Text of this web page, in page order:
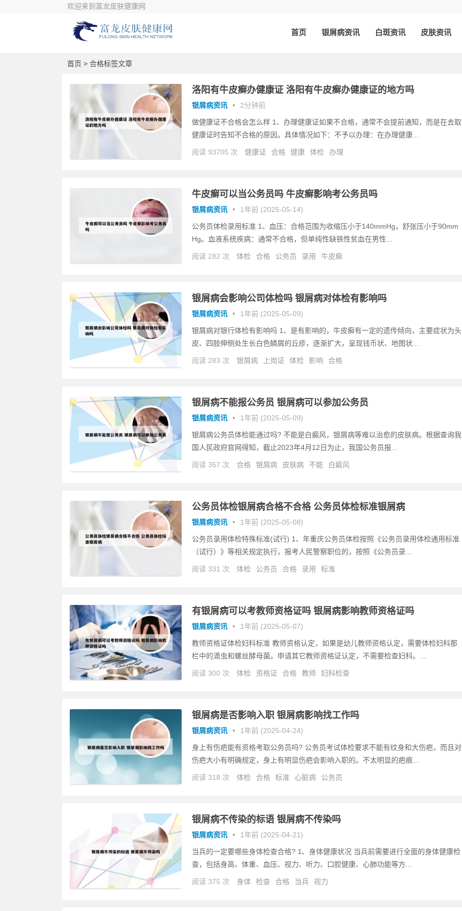
欢迎来到富龙皮肤健康网
首页 银屑病资讯 白斑资讯 皮肤资讯
首页 > 合格标签文章
洛阳有牛皮癣办健康证 洛阳有牛皮癣办健康证的地方吗
银屑病资讯 • 2分钟前
做健康证不合格会怎么样 1、办理健康证如果不合格，通常不会提前通知，而是在去取
健康证时告知不合格的原因。具体情况如下：不予以办理：在办理健康...
阅读 93705 次 健康证 合格 健康 体检 办理
牛皮癣可以当公务员吗 牛皮癣影响考公务员吗
银屑病资讯 • 1年前 (2025-05-14)
公务员体检录用标准 1、血压：合格范围为收缩压小于140mmHg，舒张压小于90mm
Hg。血液系统疾病：通常不合格，但单纯性缺铁性贫血在男性...
阅读 282 次 体检 合格 公务员 录用 牛皮癣
银屑病会影响公司体检吗 银屑病对体检有影响吗
银屑病资讯 • 1年前 (2025-05-09)
银屑病对银行体检有影响吗 1、是有影响的，牛皮癣有一定的遗传倾向，主要症状为头
皮、四肢伸侧处生长白色鳞屑的丘疹，逐渐扩大，呈现钱币状、地图状...
阅读 283 次 银屑病 上岗证 体检 影响 合格
银屑病不能报公务员 银屑病可以参加公务员
银屑病资讯 • 1年前 (2025-05-09)
银屑病公务员体检能通过吗? 不能是白癜风，银屑病等难以治愈的皮肤病。根据查询我
国人民政府官网得知，截止2023年4月12日为止，我国公务员报...
阅读 357 次 合格 银屑病 皮肤病 不能 白癜风
公务员体检银屑病合格不合格 公务员体检标准银屑病
银屑病资讯 • 1年前 (2025-05-08)
公务员录用体检特殊标准(试行) 1、年重庆公务员体检按照《公务员录用体检通用标准
（试行）》等相关规定执行，报考人民警察职位的，按照《公务员录...
阅读 331 次 体检 公务员 合格 录用 标准
有银屑病可以考教师资格证吗 银屑病影响教师资格证吗
银屑病资讯 • 1年前 (2025-05-07)
教师资格证体检妇科标准 教师资格认定，如果是幼儿教师资格认定，需要体检妇科那
栏中的滴虫和螺丝酵母菌。申请其它教师资格证认定，不需要检查妇科。...
阅读 300 次 体检 资格证 合格 教师 妇科检查
银屑病是否影响入职 银屑病影响找工作吗
银屑病资讯 • 1年前 (2025-04-24)
身上有伤疤能有资格考取公务员吗? 公务员考试体检要求不能有纹身和大伤疤，而且对
伤疤大小有明确规定，身上有明显伤疤会影响入职的。不太明显的疤痕...
阅读 318 次 体检 合格 标准 心脏病 公务员
银屑病不传染的标语 银屑病不传染吗
银屑病资讯 • 1年前 (2025-04-21)
当兵的一定要哪些身体检查合格? 1、身体健康状况 当兵前需要进行全面的身体健康检
查，包括身高、体重、血压、视力、听力、口腔健康、心肺功能等方...
阅读 375 次 身体 检查 合格 当兵 视力